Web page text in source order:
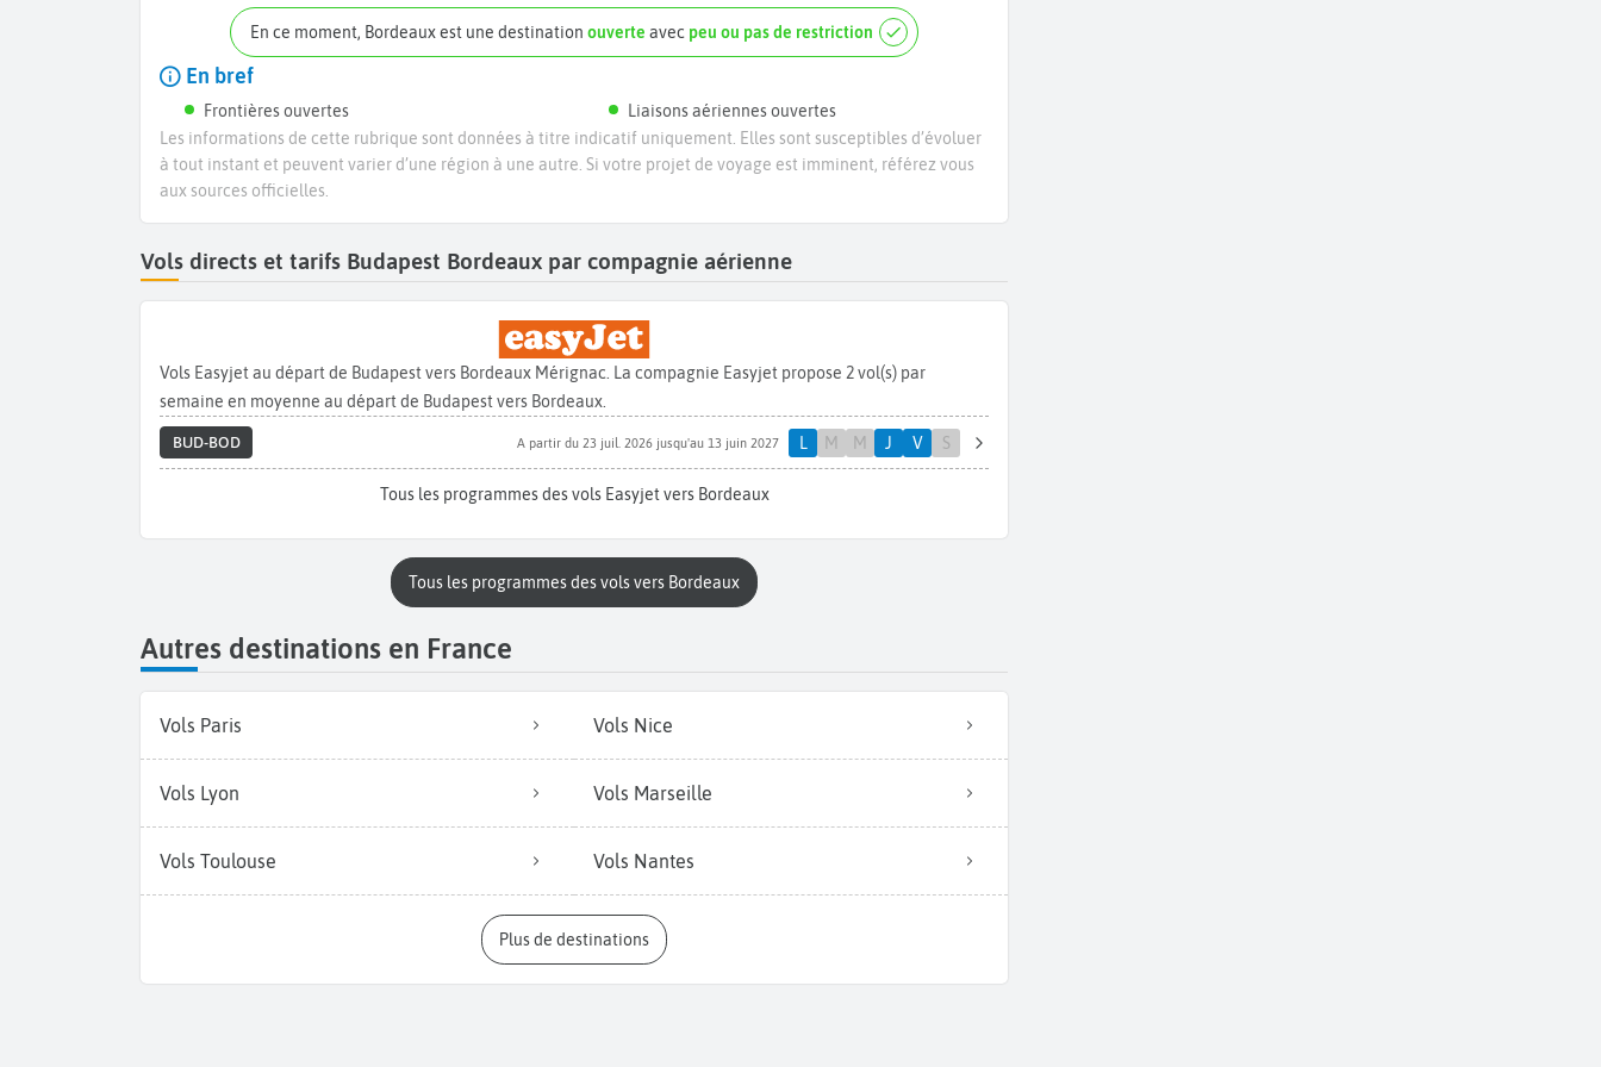
En ce moment, Bordeaux est une destinationouverte avec peu ou pas de restriction
En bref
Frontières ouvertes
Liaisons aériennes ouvertes
Les informations de cette rubrique sont données à titre indicatif uniquement. Elles sont susceptibles d’évoluer
à tout instant et peuvent varier d’une région à une autre. Si votre projet de voyage est imminent, référez vous
aux sources officielles.
Vols directs et tarifs Budapest Bordeaux par compagnie aérienne
Vols Easyjet au départ de Budapest vers Bordeaux Mérignac. La compagnie Easyjet propose 2 vol(s) par
semaine en moyenne au départ de Budapest vers Bordeaux.
BUD-BOD A partir du 23 juil. 2026 jusqu'au 13 juin 2027 L M M J V S
Tous les programmes des vols Easyjet vers Bordeaux
Tous les programmes des vols vers Bordeaux
Autres destinations en France
Vols Paris Vols Nice
Vols Lyon Vols Marseille
Vols Toulouse Vols Nantes
Plus de destinations